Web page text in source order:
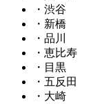
・渋谷
・新橋
・品川
・恵比寿
・目黒
・五反田
・大崎